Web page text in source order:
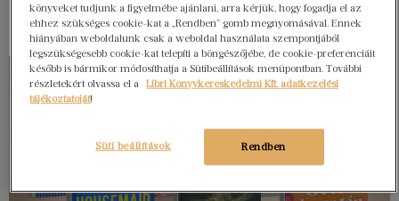
könyveket tudjunk a figyelmébe ajánlani, arra kérjük, hogy fogadja el az
ehhez szükséges cookie-kat a „Rendben” gomb megnyomásával. Ennek
hiányában weboldalunk csak a weboldal használata szempontjából
legszükségesebb cookie-kat telepíti a böngészőjébe, de cookie-preferenciáit
később is bármikor módosíthatja a Sütibeállítások menüpontban. További
részletekért olvassa el a
Libri Könyvkereskedelmi Kft. adatkezelési
tájékoztatóját!
Rendben
Süti beállítások